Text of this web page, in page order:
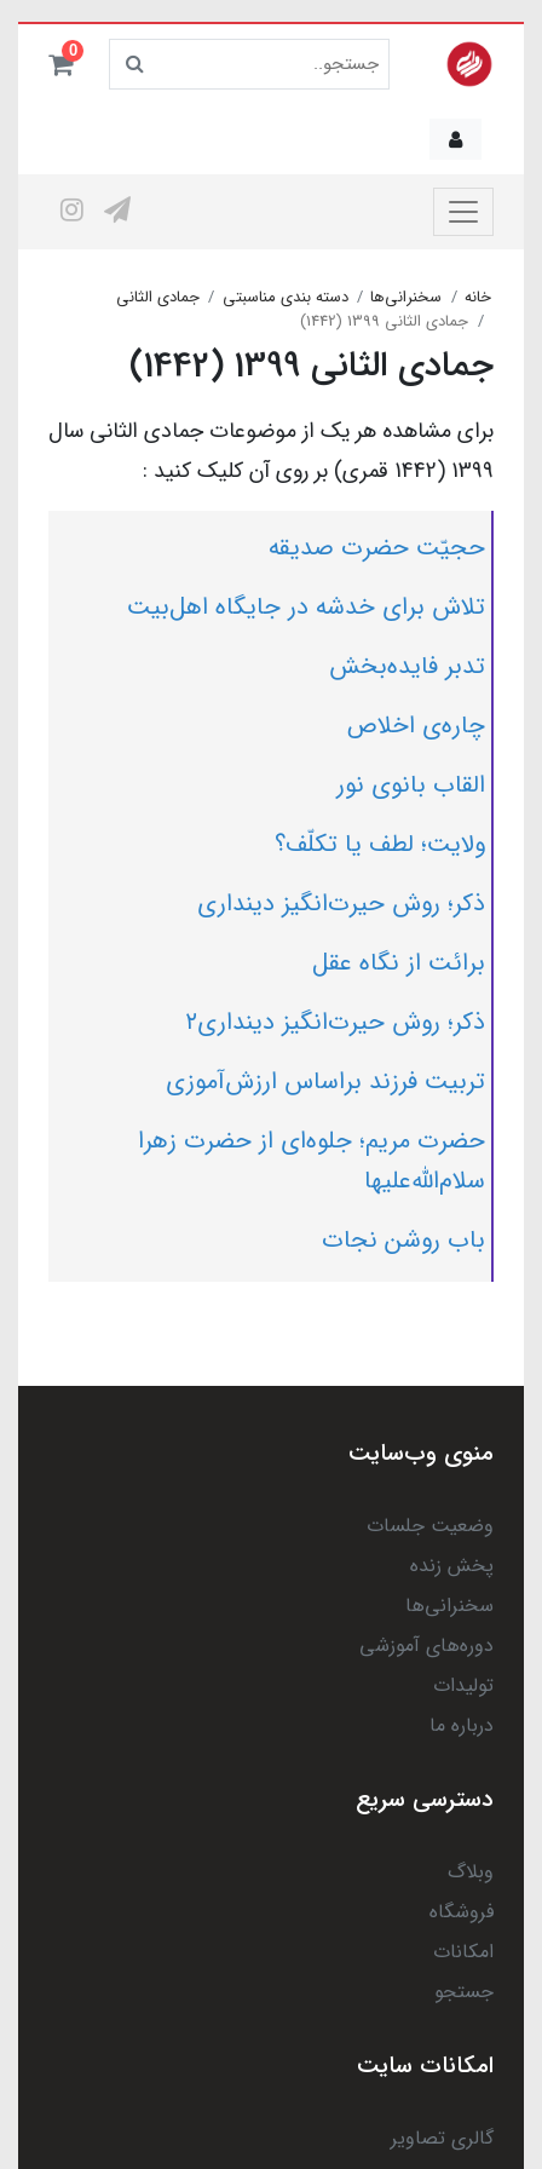
0
خانه سخنرانی‌ها دسته بندی مناسبتی
جمادی الثانی
جمادی الثانی 1399 (1442)
جمادی الثانی 1399 (1442)
برای مشاهده هر یک از موضوعات جمادی الثانی سال
1399 (1442 قمری) بر روی آن کلیک کنید :
حجیّت حضرت صدیقه
تلاش برای خدشه در جایگاه اهل‌بیت
تدبر فایده‌بخش
چاره‌ی اخلاص
القاب بانوی نور
ولایت؛ لطف یا تکلّف؟
ذکر؛ روش حیرت‌انگیز دینداری
برائت از نگاه عقل
ذکر؛ روش حیرت‌انگیز دینداری۲
تربیت فرزند براساس ارزش‌آموزی
حضرت مریم؛ جلوه‌ای از حضرت زهرا
سلام‌الله‌علیها
باب روشن نجات
منوی وب‌سایت
وضعیت جلسات
پخش زنده
سخنرانی‌ها
دوره‌های آموزشی
تولیدات
درباره ما
دسترسی سریع
وبلاگ
فروشگاه
امکانات
جستجو
امکانات سایت
گالری تصاویر